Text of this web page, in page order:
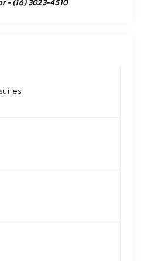
- (16) 3023-4510
suítes